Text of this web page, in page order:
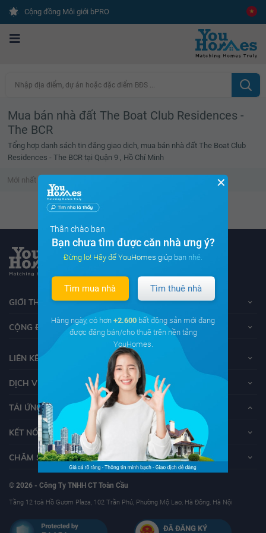
Cộng đồng Môi giới bPRO
Nhập địa điểm, dự án hoặc đặc điểm BĐS ...
Mua bán nhà đất The Boat Club Residences -
The BCR
Tổng hợp danh sách tin đăng giao dịch, mua bán nhà đất The Boat Club
Residences - The BCR tại Quận 9 , Hồ Chí Minh
Mới nhất
Không tìm thấy tin bất động sản nào
GIỚI THIỆU VỀ YOUHOMES
CỘNG ĐỒNG YOUHOMERS
LIÊN KẾT
DỊCH VỤ KHÁCH HÀNG
TẢI ỨNG DỤNG YOUHOMES
KẾT NỐI VỚI YOUHOMES
CHĂM SÓC KHÁCH HÀNG
© 2026 - Công Ty TNHH CT Toàn Cầu
Tầng 12 toà Hồ Gươm Plaza, 102 Trần Phú, Phường Mộ Lao, Hà Đông, Hà Nội
✕
Thân chào bạn
Bạn chưa tìm được căn nhà ưng ý?
Đừng lo! Hãy để YouHomes giúp bạn nhé.
Tìm mua nhà Tìm thuê nhà
Hàng ngày, có hơn +2.600 bất động sản mới đang
được đăng bán/cho thuê trên nền tảng
YouHomes.